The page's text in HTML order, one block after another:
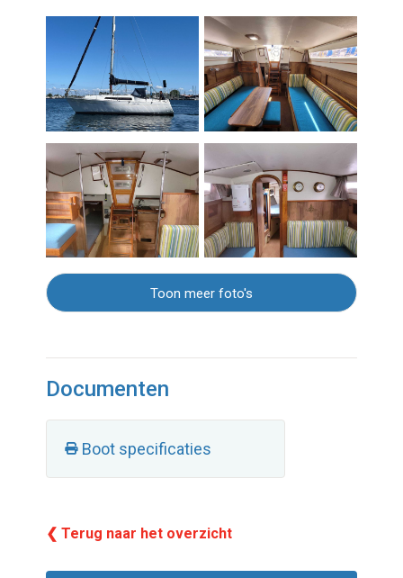
Toon meer foto's
Documenten
Boot specificaties
❮ Terug naar het overzicht